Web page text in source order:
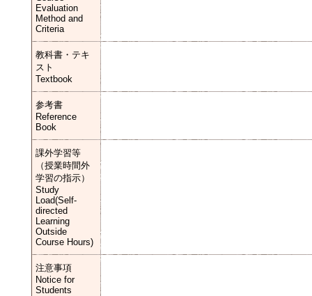
Evaluation
Method and
Criteria
教科書・テキ
スト
Textbook
参考書
Reference
Book
課外学習等
（授業時間外
学習の指示）
Study
Load(Self-
directed
Learning
Outside
Course Hours)
注意事項
Notice for
Students